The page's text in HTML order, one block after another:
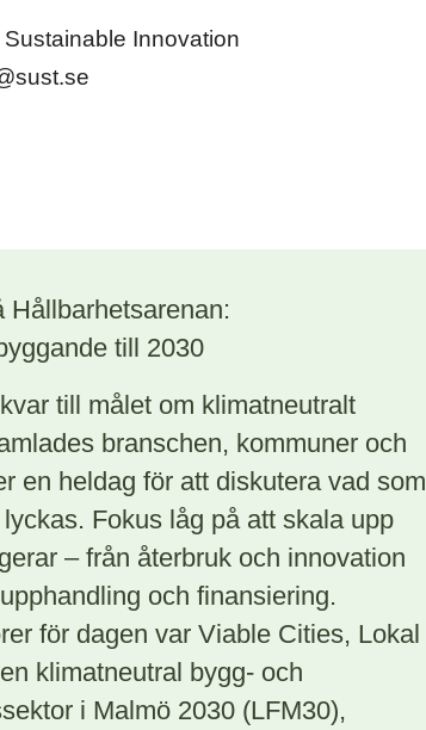
Innovation
Hållbarhetsarenan:
till 2030
till målet om klimatneutralt
branschen, kommuner och
en heldag för att diskutera vad som
Fokus låg på att skala upp
– från återbruk och innovation
och finansiering.
för dagen var Viable Cities, Lokal
klimatneutral bygg- och
i Malmö 2030 (LFM30),